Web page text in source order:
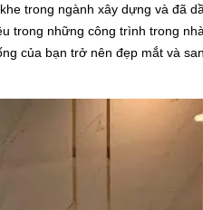
trong ngành xây dựng và đã
trong những công trình trong
của bạn trở nên đẹp mắt và